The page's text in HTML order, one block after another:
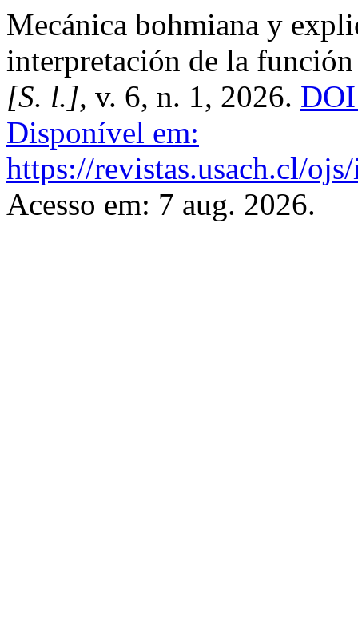
Mecánica bohmiana y
interpretación de la
[S. l.], v. 6, n. 1, 2026.
Disponível em:
https://revistas.usach.cl/
Acesso em: 7 aug. 2026.